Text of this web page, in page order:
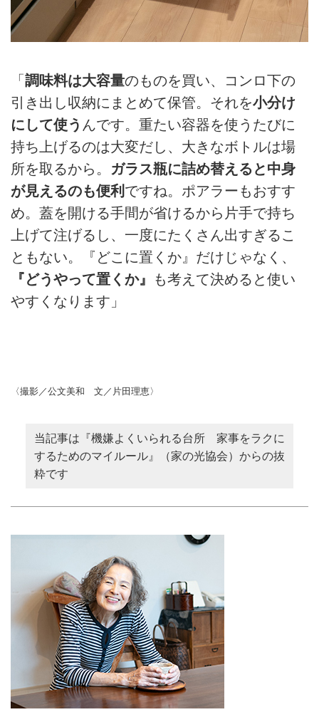
「 調味料は大容量のものを買い、コンロ下の
引き出し収納にまとめて保管。それを小分け
にして使う んです。重たい容器を使うたびに
持ち上げるのは大変だし、大きなボトルは場
所を取るから。 ガラス瓶に詰め替えると中身
が見えるのも便利 ですね。ポアラーもおすす
め。蓋を開ける手間が省けるから片手で持ち
上げて注げるし、一度にたくさん出すぎるこ
ともない。『どこに置くか』だけじゃなく、
『どうやって置くか』
も考えて決めると使い
やすくなります」
〈撮影／公文美和 文／片田理恵〉
当記事は『機嫌よくいられる台所 家事をラクに
するためのマイルール』（家の光協会）からの抜
粋です